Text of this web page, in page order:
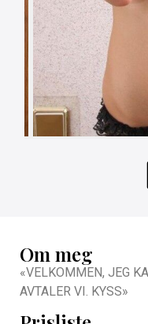
Om meg
«VELKOMMEN, JEG
AVTALER VI. KYSS»